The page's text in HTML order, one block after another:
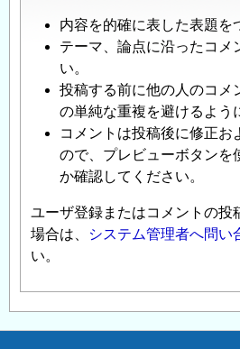
内容を的確に表した表題を
テーマ、論点に沿ったコメ
い。
投稿する前に他の人のコメ
の単純な重複を避けるよう
コメントは投稿後に修正お
ので、プレビューボタンを
か確認してください。
ユーザ登録またはコメントの投
場合は、
システム管理者へ問い
い。